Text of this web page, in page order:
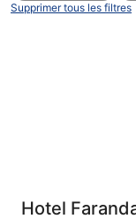
Supprimer tous les filtres
Hotel